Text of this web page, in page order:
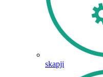
skapji